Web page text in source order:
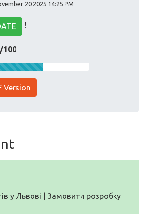
20 2025 14:25 PM
!
100
Version
у Львові | Замовити розробку